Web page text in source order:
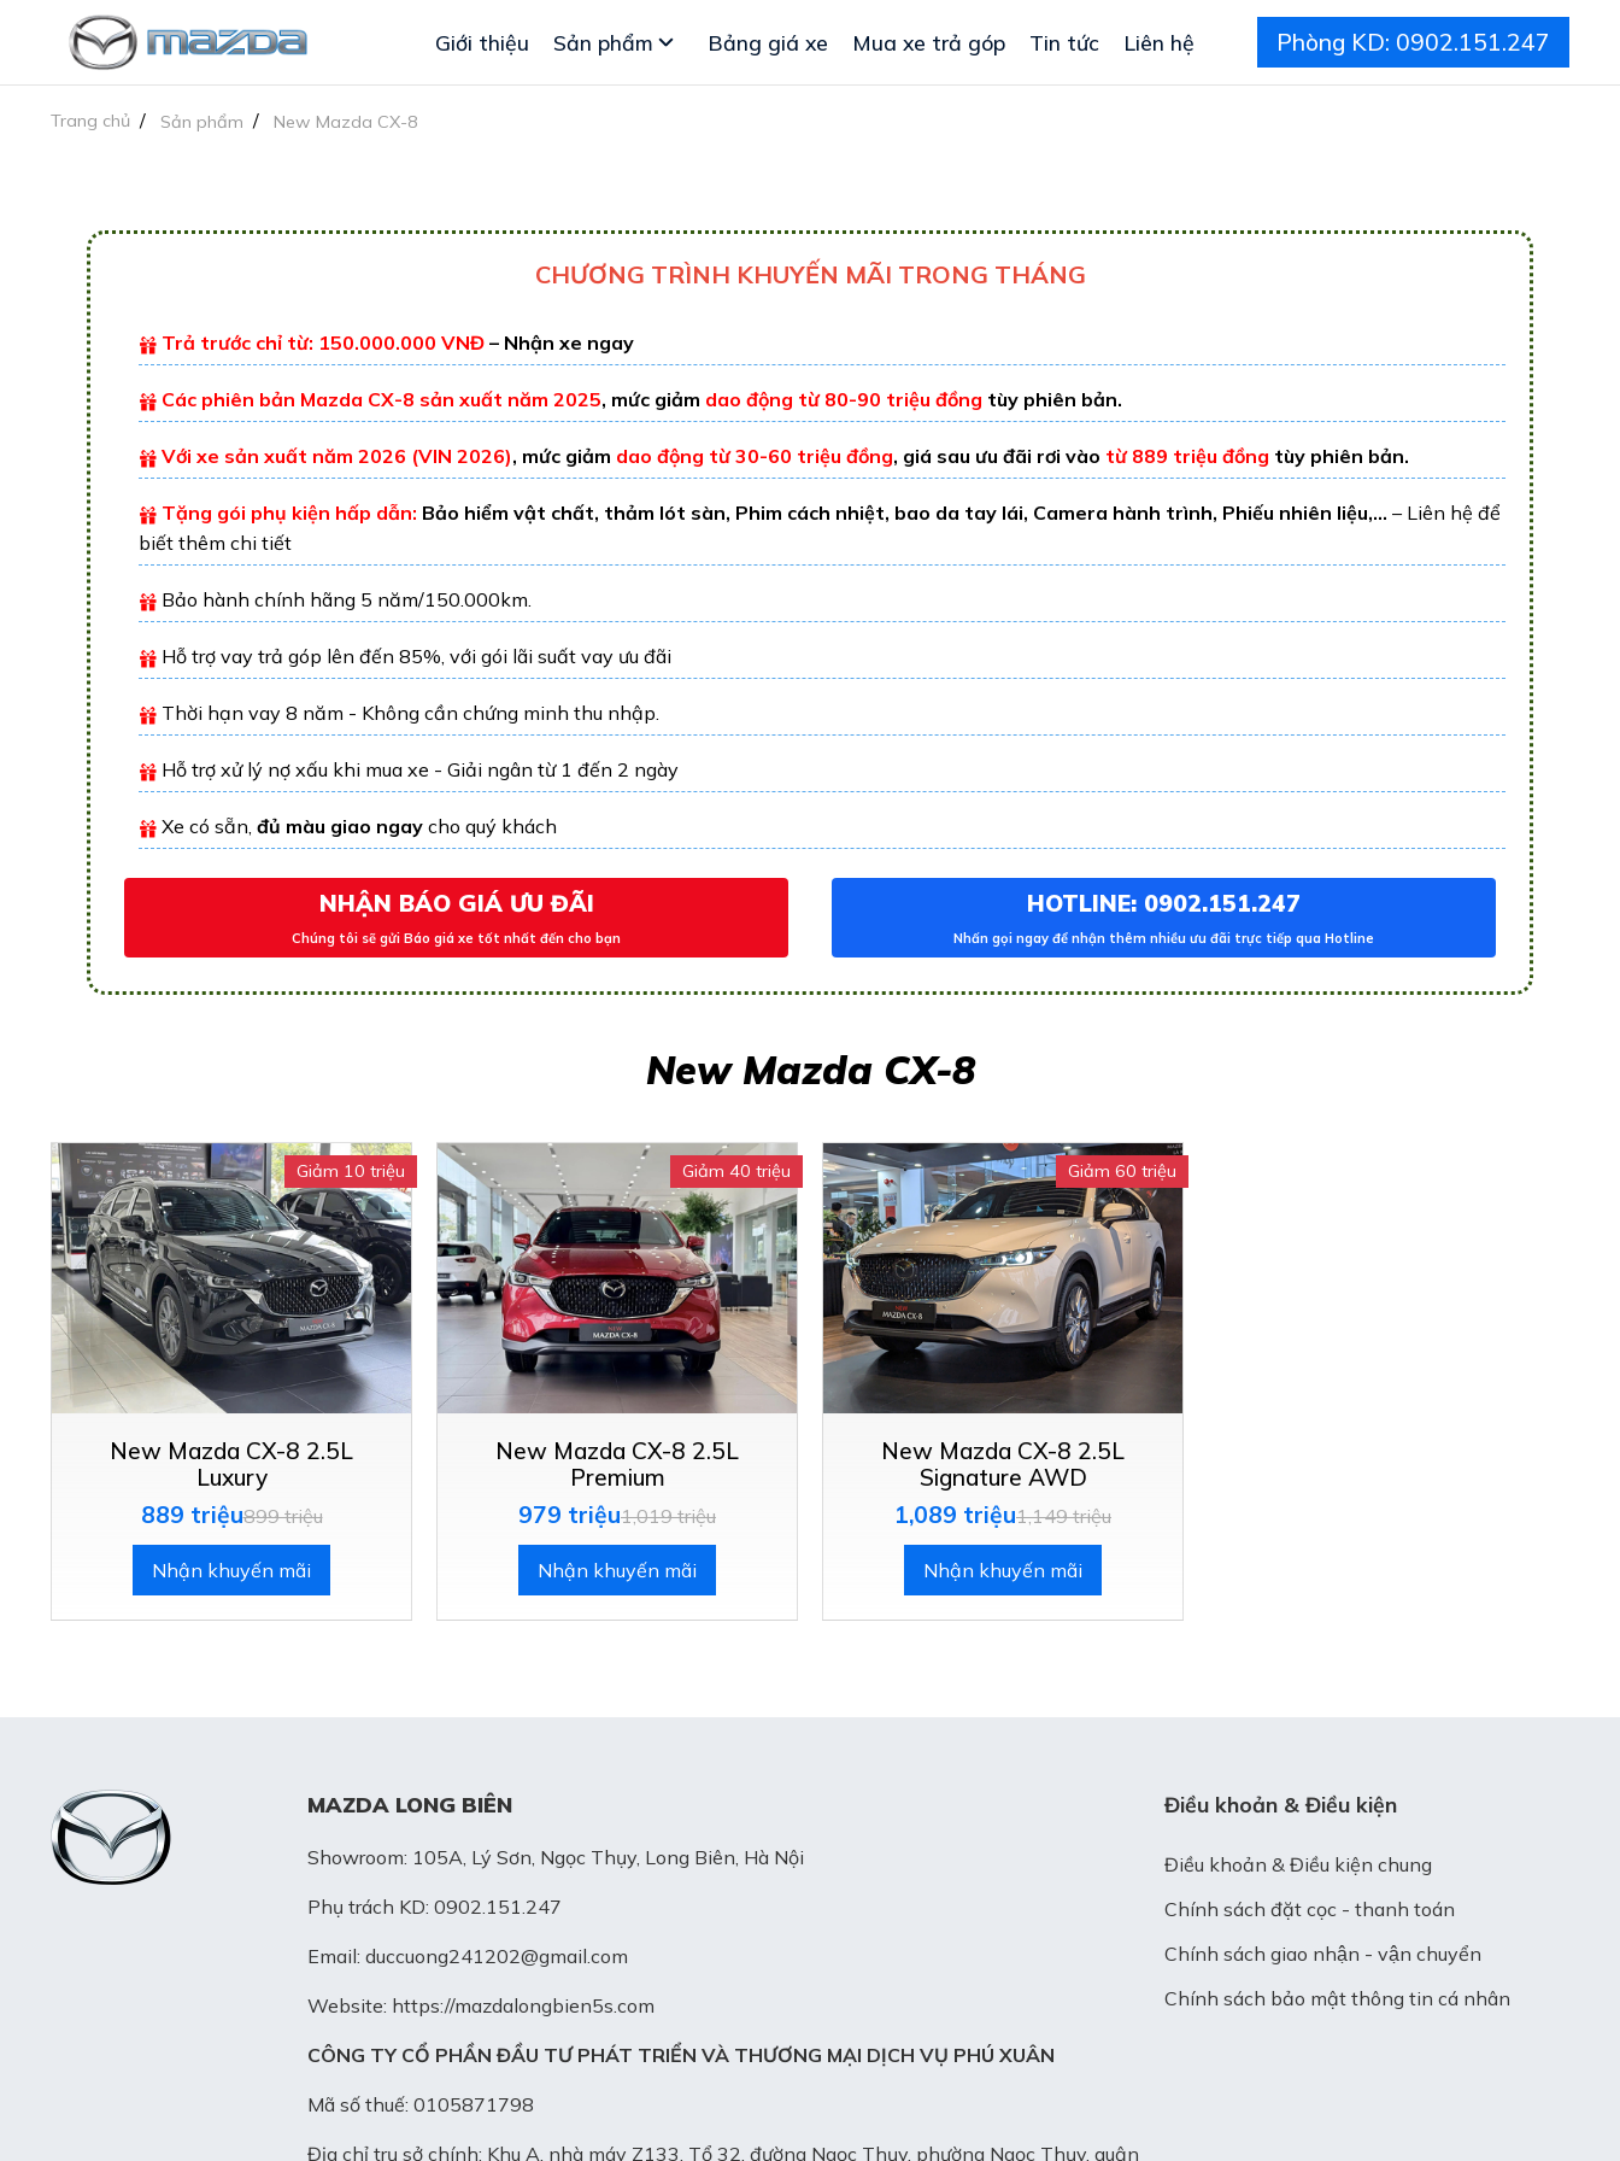
Giới thiệu Sản phẩm Bảng giá xe Mua xe trả góp Tin tức Liên hệ Phòng KD: 0902.151.247
Trang chủ Sản phẩm New Mazda CX-8
New Mazda CX-8
Giảm 10 triệu
New Mazda CX-8 2.5L
Luxury
889 triệu899 triệu
Nhận khuyến mãi
Giảm 40 triệu
New Mazda CX-8 2.5L
Premium
979 triệu1,019 triệu
Nhận khuyến mãi
Giảm 60 triệu
New Mazda CX-8 2.5L
Signature AWD
1,089 triệu1,149 triệu
Nhận khuyến mãi
CHƯƠNG TRÌNH KHUYẾN MÃI TRONG THÁNG
Trả trước chỉ từ: 150.000.000 VNĐ – Nhận xe ngay
Các phiên bản Mazda CX-8 sản xuất năm 2025, mức giảm dao động từ 80-90 triệu đồng tùy phiên bản.
Với xe sản xuất năm 2026 (VIN 2026), mức giảm dao động từ 30-60 triệu đồng, giá sau ưu đãi rơi vào từ 889 triệu đồng tùy phiên bản.
Tặng gói phụ kiện hấp dẫn: Bảo hiểm vật chất, thảm lót sàn, Phim cách nhiệt, bao da tay lái, Camera hành trình, Phiếu nhiên liệu,... – Liên hệ để
biết thêm chi tiết
Bảo hành chính hãng 5 năm/150.000km.
Hỗ trợ vay trả góp lên đến 85%, với gói lãi suất vay ưu đãi
Thời hạn vay 8 năm - Không cần chứng minh thu nhập.
Hỗ trợ xử lý nợ xấu khi mua xe - Giải ngân từ 1 đến 2 ngày
Xe có sẵn, đủ màu giao ngay cho quý khách
NHẬN BÁO GIÁ ƯU ĐÃI
Chúng tôi sẽ gửi Báo giá xe tốt nhất đến cho bạn
HOTLINE: 0902.151.247
Nhấn gọi ngay để nhận thêm nhiều ưu đãi trực tiếp qua Hotline
MAZDA LONG BIÊN
Showroom: 105A, Lý Sơn, Ngọc Thụy, Long Biên, Hà Nội
Phụ trách KD: 0902.151.247
Email: duccuong241202@gmail.com
Website: https://mazdalongbien5s.com
CÔNG TY CỔ PHẦN ĐẦU TƯ PHÁT TRIỂN VÀ THƯƠNG MẠI DỊCH VỤ PHÚ XUÂN
Mã số thuế: 0105871798
Địa chỉ trụ sở chính: Khu A, nhà máy Z133, Tổ 32, đường Ngọc Thụy, phường Ngọc Thụy, quận
Điều khoản & Điều kiện
Điều khoản & Điều kiện chung
Chính sách đặt cọc - thanh toán
Chính sách giao nhận - vận chuyển
Chính sách bảo mật thông tin cá nhân